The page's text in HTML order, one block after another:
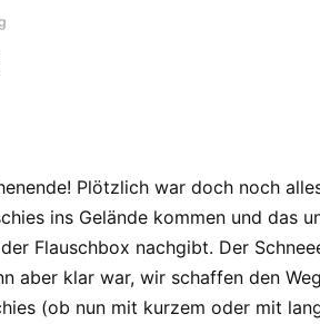
Plötzlich war doch noch
ins Gelände kommen und das
Flauschbox nachgibt. Der
aber klar war, wir schaffen den
(ob nun mit kurzem oder mit